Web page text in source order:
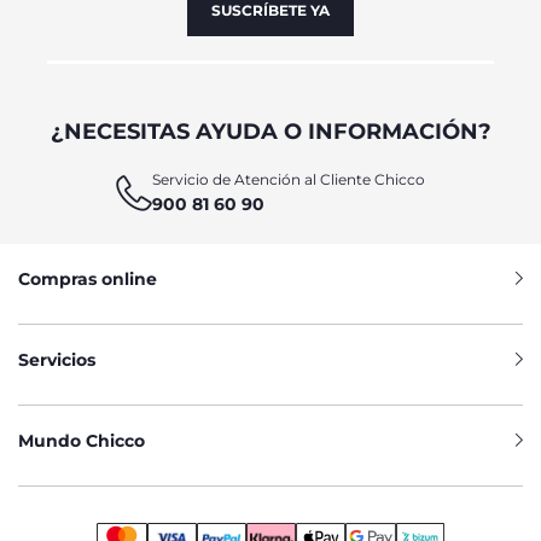
SUSCRÍBETE YA
¿NECESITAS AYUDA O INFORMACIÓN?
Servicio de Atención al Cliente Chicco
900 81 60 90
Compras online
Servicios
Mundo Chicco